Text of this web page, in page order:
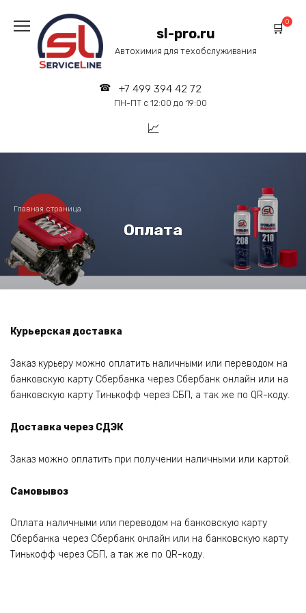
содержанию
sl-pro.ru
Автохимия для техобслуживания
+7 499 394 42 72
ПН-ПТ с 12:00 до 19:00
0
Главная страница
Оплата
Курьерская доставка
Заказ курьеру можно оплатить наличными или переводом на
банковскую карту Сбербанка через Сбербанк онлайн или на
банковскую карту Тинькофф через СБП, а так же по QR-коду.
Доставка через СДЭК
Заказ можно оплатить при получении наличными или картой.
Самовывоз
Оплата наличными или переводом на банковскую карту
Сбербанка через Сбербанк онлайн или на банковскую карту
Тинькофф через СБП, а так же по QR-коду.